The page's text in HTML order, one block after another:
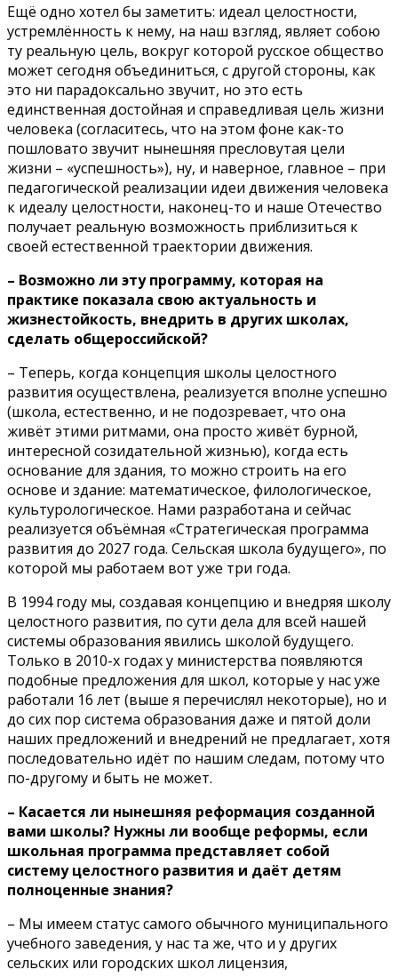
Ещё одно хотел бы заметить: идеал целостности,
устремлённость к нему, на наш взгляд, являет собою
ту реальную цель, вокруг которой русское общество
может сегодня объединиться, с другой стороны, как
это ни парадоксально звучит, но это есть
единственная достойная и справедливая цель жизни
человека (согласитесь, что на этом фоне как-то
пошловато звучит нынешняя пресловутая цели
жизни – «успешность»), ну, и наверное, главное – при
педагогической реализации идеи движения человека
к идеалу целостности, наконец-то и наше Отечество
получает реальную возможность приблизиться к
своей естественной траектории движения.
– Возможно ли эту программу, которая на
практике показала свою актуальность и
жизнестойкость, внедрить в других школах,
сделать общероссийской?
– Теперь, когда концепция школы целостного
развития осуществлена, реализуется вполне успешно
(школа, естественно, и не подозревает, что она
живёт этими ритмами, она просто живёт бурной,
интересной созидательной жизнью), когда есть
основание для здания, то можно строить на его
основе и здание: математическое, филологическое,
культурологическое. Нами разработана и сейчас
реализуется объёмная «Стратегическая программа
развития до 2027 года. Сельская школа будущего», по
которой мы работаем вот уже три года.
В 1994 году мы, создавая концепцию и внедряя школу
целостного развития, по сути дела для всей нашей
системы образования явились школой будущего.
Только в 2010-х годах у министерства появляются
подобные предложения для школ, которые у нас уже
работали 16 лет (выше я перечислял некоторые), но и
до сих пор система образования даже и пятой доли
наших предложений и внедрений не предлагает, хотя
последовательно идёт по нашим следам, потому что
по-другому и быть не может.
– Касается ли нынешняя реформация созданной
вами школы? Нужны ли вообще реформы, если
школьная программа представляет собой
систему целостного развития и даёт детям
полноценные знания?
– Мы имеем статус самого обычного муниципального
учебного заведения, у нас та же, что и у других
сельских или городских школ лицензия,